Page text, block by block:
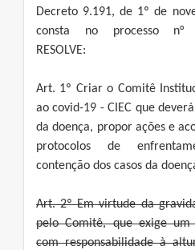
Decreto 9.191, de 1º de
consta no processo n°
RESOLVE:
Art. 1º Criar o Comitê
ao covid-19 - CIEC que
da doença, propor ações e
protocolos de
contenção dos casos da
Art. 2º Em virtude da
pelo Comitê, que exige um
com responsabilidade à